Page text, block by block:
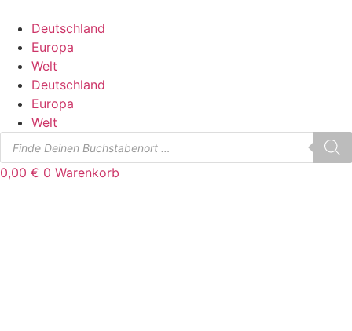
Inhalt
springen
Deutschland
Europa
Welt
Deutschland
Europa
Welt
Products
search
0,00 € 0 Warenkorb